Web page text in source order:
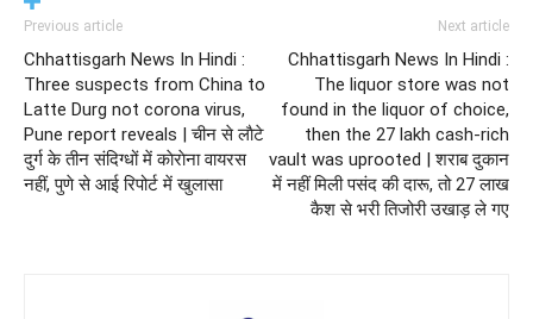
Previous article
Chhattisgarh News In Hindi :
Three suspects from China to
Latte Durg not corona virus,
Pune report reveals | चीन से लाैटे
दुर्ग के तीन संदिग्धों में काेराेना वायरस
नहीं, पुणे से आई रिपोर्ट में खुलासा
Next article
Chhattisgarh News In Hindi :
The liquor store was not
found in the liquor of choice,
then the 27 lakh cash-rich
vault was uprooted | शराब दुकान
में नहीं मिली पसंद की दारू, तो 27 लाख
कैश से भरी तिजोरी उखाड़ ले गए